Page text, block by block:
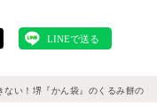
ない！堺『かん袋』のくるみ餅の意